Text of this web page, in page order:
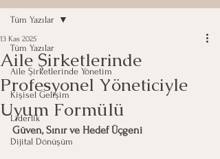
Tüm Yazılar
Aile Şirketlerinde Yönetim
Kişisel Gelişim
Liderlik
Dijital Dönüşüm
Tüm Yazılar
Aile Şirketlerinde
Profesyonel Yöneticiyle
Uyum Formülü
13 Kas 2025
Güven, Sınır ve Hedef Üçgeni